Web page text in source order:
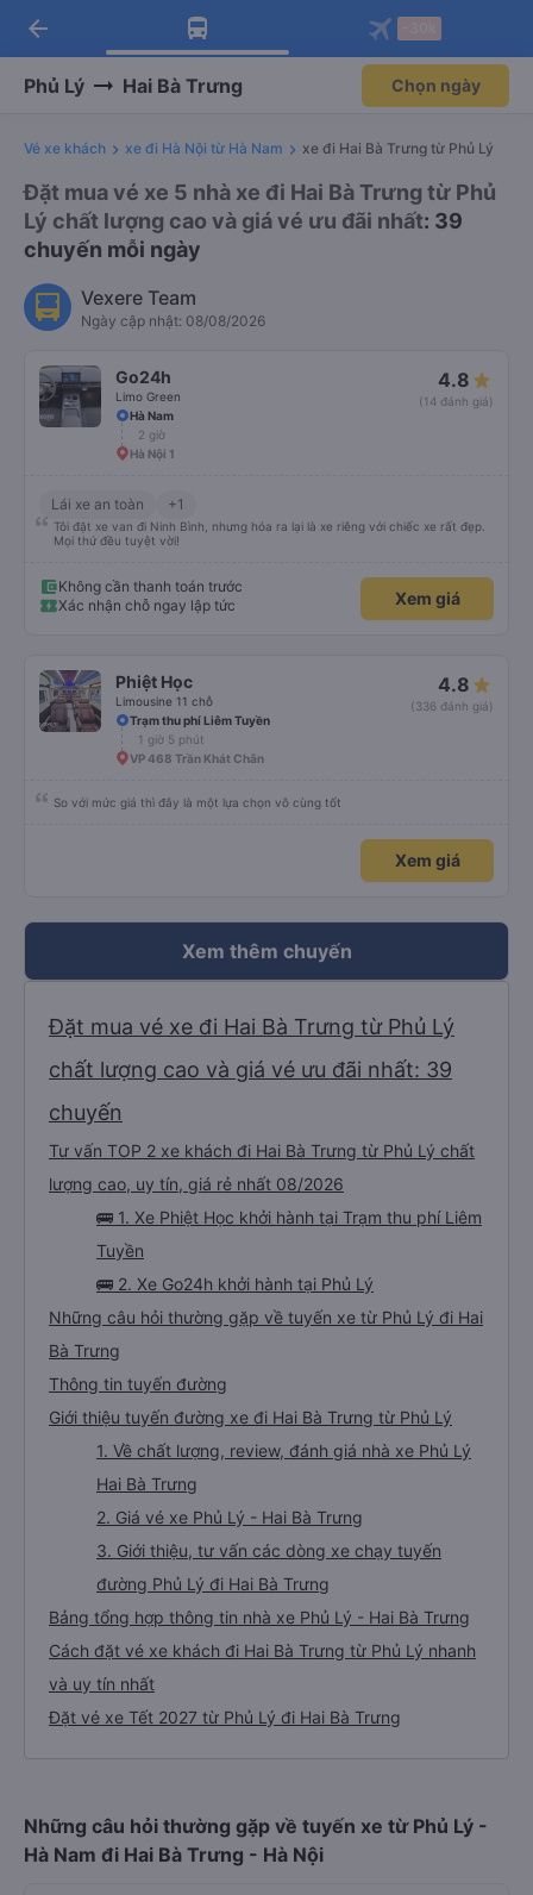
Tải app Vexere ngay!
Nhận ưu đãi thành viên độc
Mở app
Tải app Vexere
-30k/ghế khi đặt vé máy bay qua
Mở app
arrow_back
Phủ Lý Hai Bà Trưng Chọn ngày
Vé xe khách xe đi Hà Nội từ Hà Nam xe đi Hai Bà Trưng từ Phủ Lý
Đặt mua vé xe 5 nhà xe đi Hai Bà Trưng từ Phủ
Lý chất lượng cao và giá vé ưu đãi nhất: 39
chuyến mỗi ngày
Vexere Team
Ngày cập nhật: 08/08/2026
Go24h
Limo Green
4.8
(14 đánh giá)
Hà Nam
2 giờ
Hà Nội 1
Lái xe an toàn +1
Tôi đặt xe van đi Ninh Bình, nhưng hóa ra lại là xe riêng với chiếc xe rất đẹp.
Mọi thứ đều tuyệt vời!
Không cần thanh toán trước
Xác nhận chỗ ngay lập tức
Xem giá
Phiệt Học
Limousine 11 chỗ
4.8
(336 đánh giá)
Trạm thu phí Liêm Tuyền
1 giờ 5 phút
VP 468 Trần Khát Chân
So với mức giá thì đây là một lựa chọn vô cùng tốt
Xem giá
Xem thêm chuyến
Đặt mua vé xe đi Hai Bà Trưng từ Phủ Lý
chất lượng cao và giá vé ưu đãi nhất: 39
chuyến
Tư vấn TOP 2 xe khách đi Hai Bà Trưng từ Phủ Lý chất
lượng cao, uy tín, giá rẻ nhất 08/2026
🚌 1. Xe Phiệt Học khởi hành tại Trạm thu phí Liêm
Tuyền
🚌 2. Xe Go24h khởi hành tại Phủ Lý
Những câu hỏi thường gặp về tuyến xe từ Phủ Lý đi Hai
Bà Trưng
Thông tin tuyến đường
Giới thiệu tuyến đường xe đi Hai Bà Trưng từ Phủ Lý
1. Về chất lượng, review, đánh giá nhà xe Phủ Lý
Hai Bà Trưng
2. Giá vé xe Phủ Lý - Hai Bà Trưng
3. Giới thiệu, tư vấn các dòng xe chạy tuyến
đường Phủ Lý đi Hai Bà Trưng
Bảng tổng hợp thông tin nhà xe Phủ Lý - Hai Bà Trưng
Cách đặt vé xe khách đi Hai Bà Trưng từ Phủ Lý nhanh
và uy tín nhất
Đặt vé xe Tết 2027 từ Phủ Lý đi Hai Bà Trưng
Những câu hỏi thường gặp về tuyến xe từ Phủ Lý -
Hà Nam đi Hai Bà Trưng - Hà Nội